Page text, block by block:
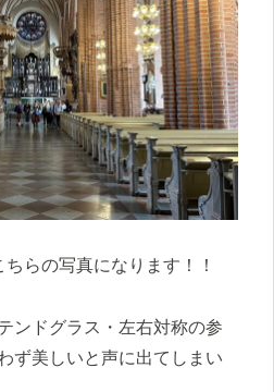
ちらの写真になります！！
ンドグラス・左右対称の参
ず美しいと声に出てしまい